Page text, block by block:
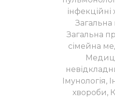
Загальна
Загальна
сімейна
Імунологія,
хвороби,